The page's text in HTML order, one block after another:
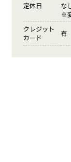
定休日
な
※
クレジット
カード
有